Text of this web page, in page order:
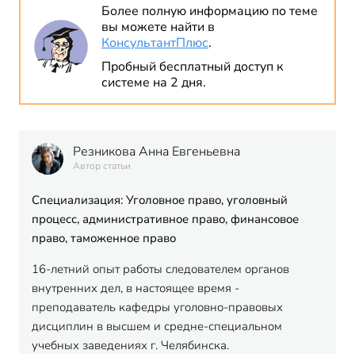
Более полную информацию по теме
вы можете найти в
КонсультантПлюс.
Пробный бесплатный доступ к
системе на 2 дня.
Резникова Анна Евгеньевна
Автор статьи
Специализация: Уголовное право, уголовный
процесс, административное право, финансовое
право, таможенное право
16-летний опыт работы следователем органов
внутренних дел, в настоящее время -
преподаватель кафедры уголовно-правовых
дисциплин в высшем и средне-специальном
учебных заведениях г. Челябинска.